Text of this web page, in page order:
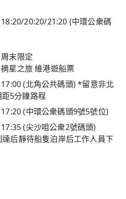
20:20/21:20 (中環公衆碼
末限定
星之旅 維港遊船票
(北角公共碼頭) *留意非北
5分鐘路程
(中環公衆碼頭9號5號位)
(尖沙咀公衆2號碼頭)
后靜待船隻泊岸后工作人員下